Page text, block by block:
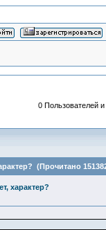
0 Пользователей и
(Прочитано
характер?